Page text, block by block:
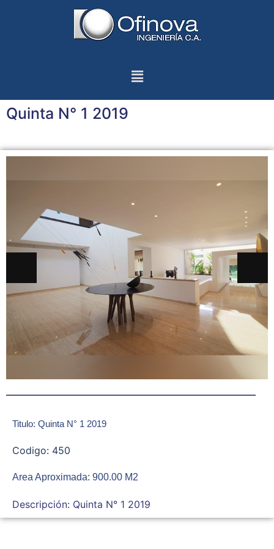
Quinta N° 1 2019
Titulo: Quinta N° 1 2019
Codigo: 450
Area Aproximada: 900.00 M2
Descripción: Quinta N° 1 2019